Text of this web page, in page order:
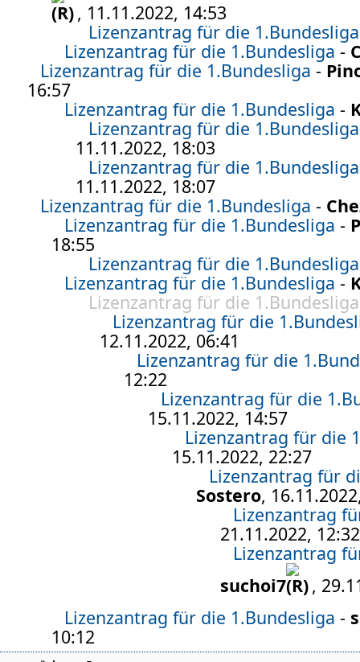
, 11.11.2022, 14:53
Lizenzantrag für die 1.Bundesliga
Lizenzantrag für die 1.Bundesliga -
Lizenzantrag für die 1.Bundesliga -
16:57
Lizenzantrag für die 1.Bundesliga -
Lizenzantrag für die 1.Bundesliga
11.11.2022, 18:03
Lizenzantrag für die 1.Bundesliga
11.11.2022, 18:07
Lizenzantrag für die 1.Bundesliga -
Lizenzantrag für die 1.Bundesliga -
18:55
Lizenzantrag für die 1.Bundesliga
Lizenzantrag für die 1.Bundesliga -
Lizenzantrag für die 1.Bundesliga
Lizenzantrag für die
12.11.2022, 06:41
Lizenzantrag für die
12:22
Lizenzantrag für die
15.11.2022, 14:57
Lizenzantrag für die
15.11.2022, 22:27
Lizenzantrag für
Sostero,
Lizenzantrag
21.11.2022, 12:32
Lizenzantrag
suchoi7
,
Lizenzantrag für die 1.Bundesliga -
10:12